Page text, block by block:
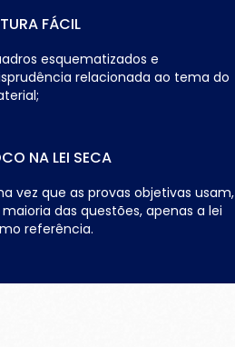
FÁCIL
esquematizados e
relacionada ao tema do
NA LEI SECA
vez que as provas objetivas usam,
das questões, apenas a lei
referência.